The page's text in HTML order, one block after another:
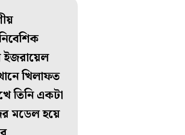
ইজরায়েল
খিলাফত
তিনি একটা
মডেল হয়ে